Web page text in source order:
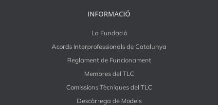
INFORMACIÓ
La Fundació
Acords Interprofessionals de Catalunya
Reglament de Funcionament
Membres del TLC
Comissions Tècniques del TLC
Descàrrega de Models